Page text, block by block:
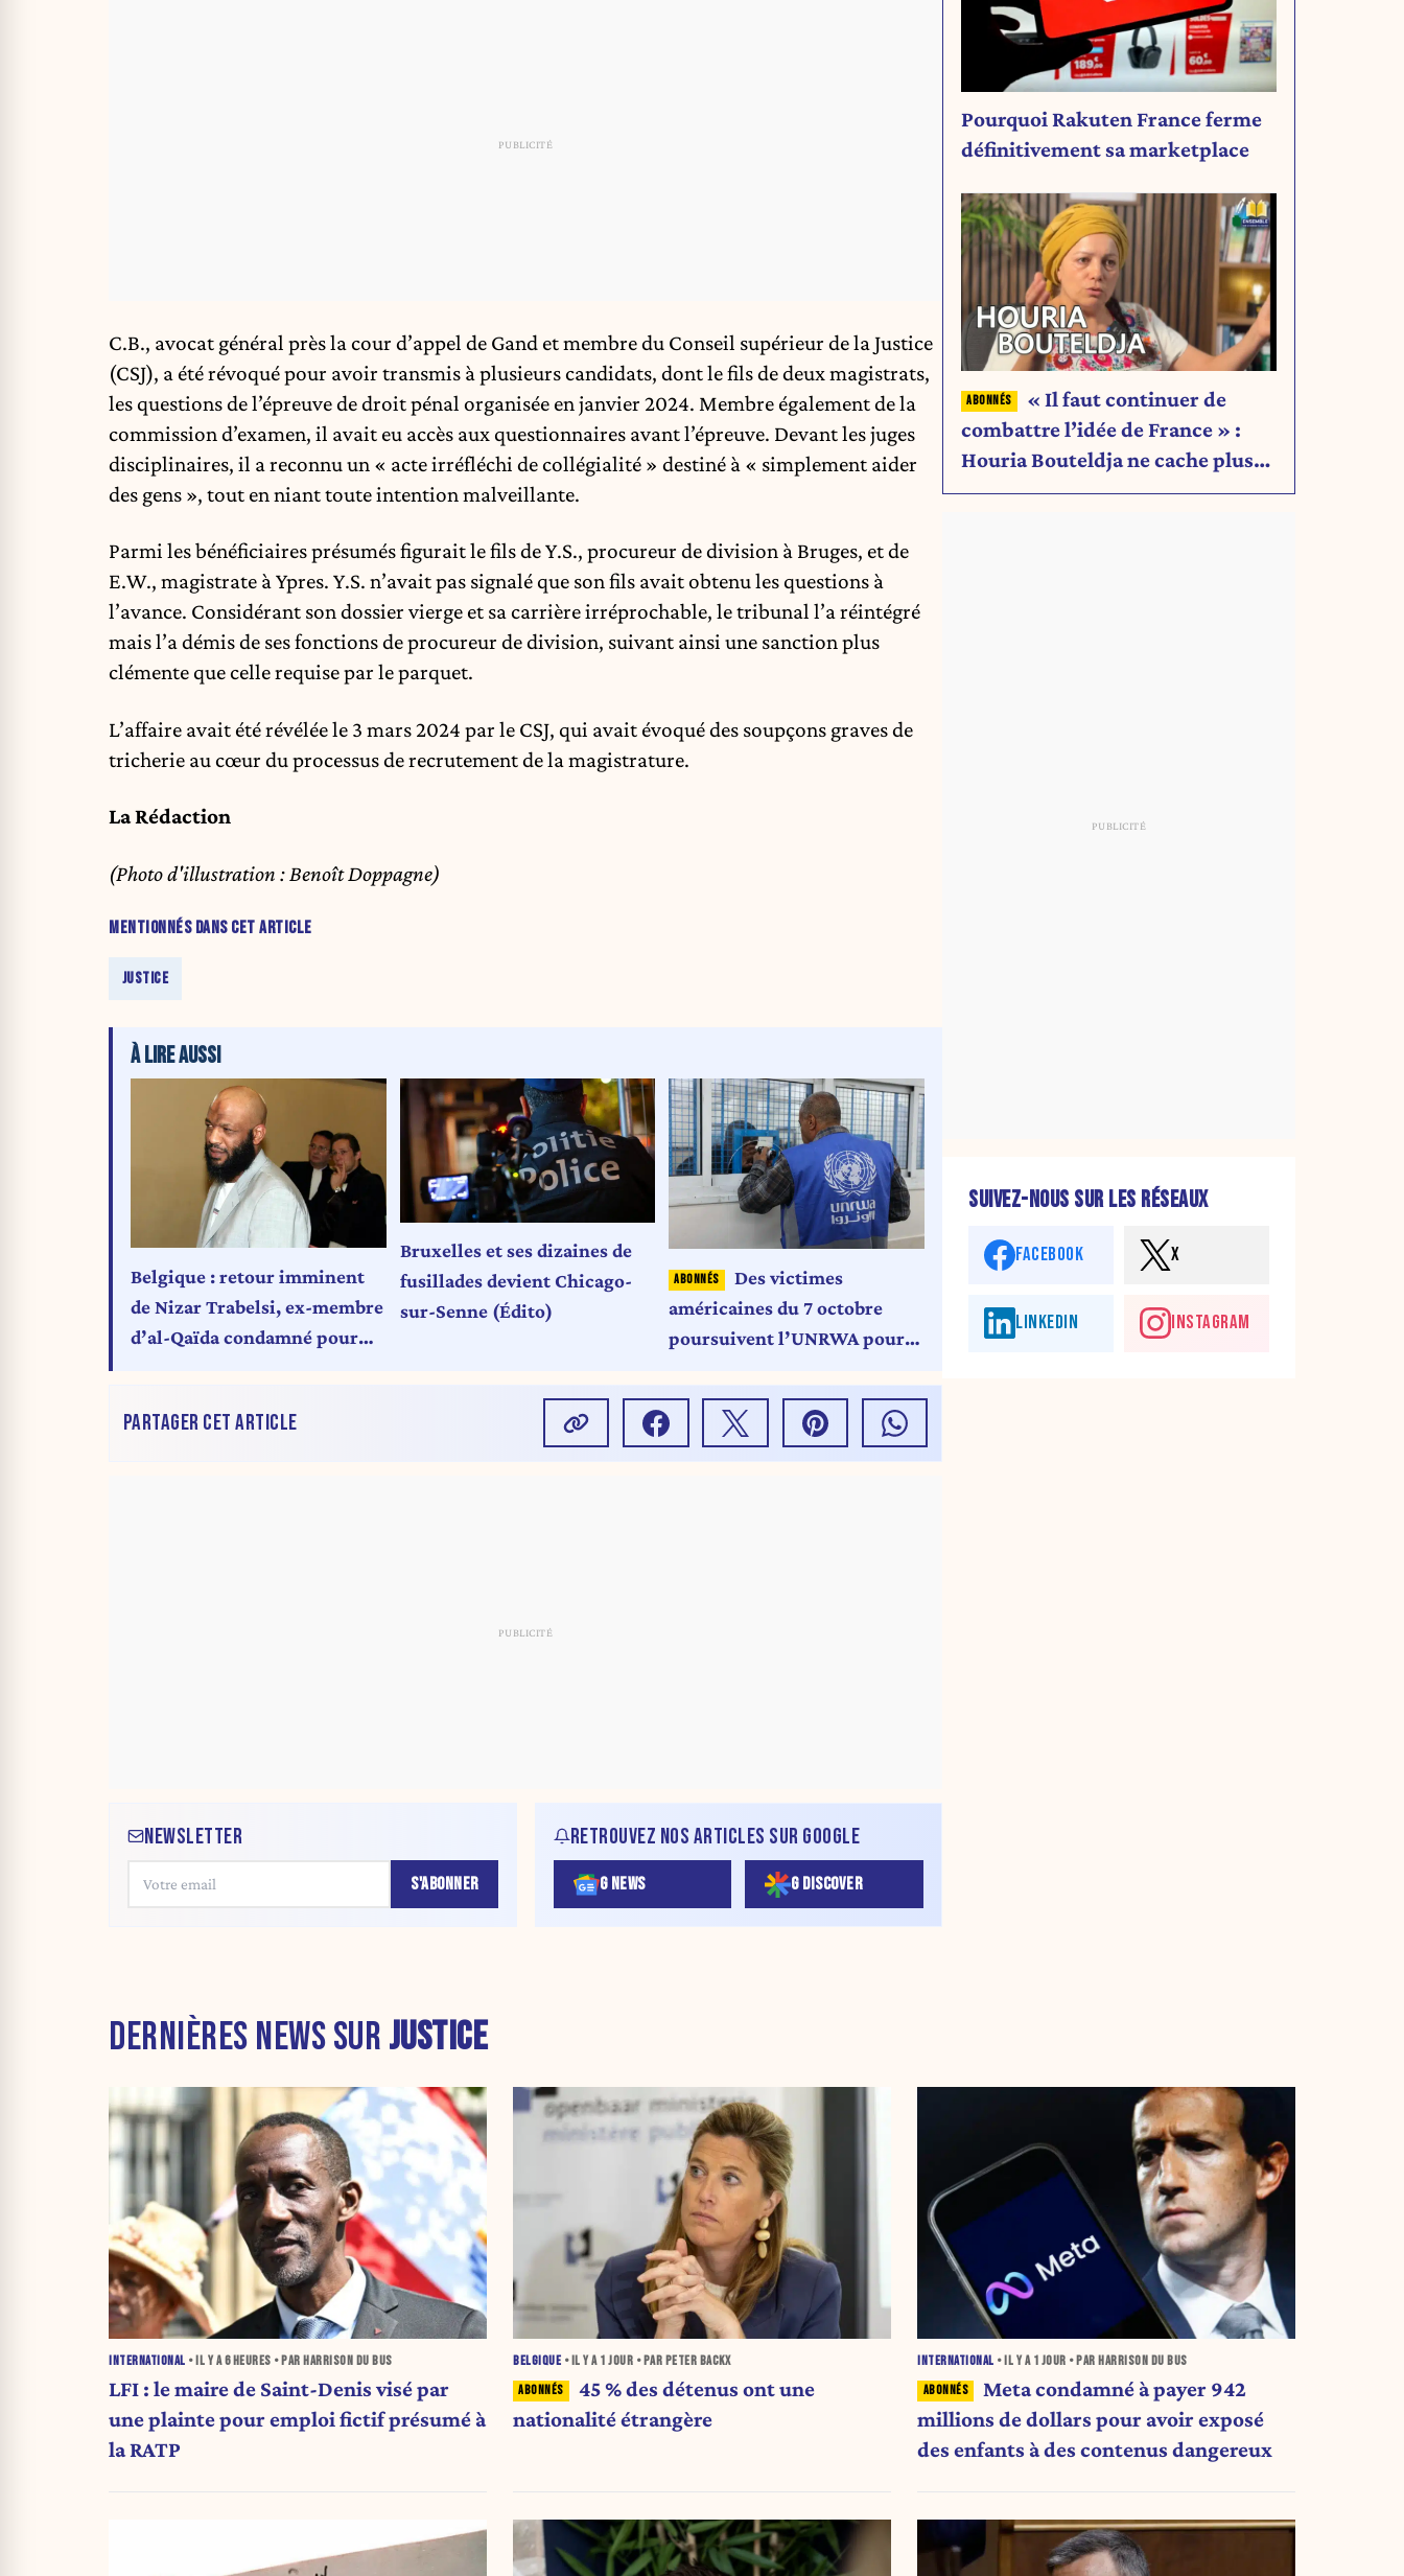
C.B., avocat général près la cour d’appel de Gand et membre du Conseil supérieur de la Justice
(CSJ), a été révoqué pour avoir transmis à plusieurs candidats, dont le fils de deux magistrats,
les questions de l’épreuve de droit pénal organisée en janvier 2024. Membre également de la
commission d’examen, il avait eu accès aux questionnaires avant l’épreuve. Devant les juges
disciplinaires, il a reconnu un « acte irréfléchi de collégialité » destiné à « simplement aider
des gens », tout en niant toute intention malveillante.
Parmi les bénéficiaires présumés figurait le fils de Y.S., procureur de division à Bruges, et de
E.W., magistrate à Ypres. Y.S. n’avait pas signalé que son fils avait obtenu les questions à
l’avance. Considérant son dossier vierge et sa carrière irréprochable, le tribunal l’a réintégré
mais l’a démis de ses fonctions de procureur de division, suivant ainsi une sanction plus
clémente que celle requise par le parquet.
L’affaire avait été révélée le 3 mars 2024 par le CSJ, qui avait évoqué des soupçons graves de
tricherie au cœur du processus de recrutement de la magistrature.
La Rédaction
(Photo d'illustration : Benoît Doppagne)
MENTIONNÉS DANS CET ARTICLE
JUSTICE
À LIRE AUSSI
Belgique : retour imminent
de Nizar Trabelsi, ex-membre
d’al-Qaïda condamné pour
Bruxelles et ses dizaines de
fusillades devient Chicago-
sur-Senne (Édito)
Des victimes
américaines du 7 octobre
poursuivent l’UNRWA pour
PARTAGER CET ARTICLE
NEWSLETTER
S'ABONNER
RETROUVEZ NOS ARTICLES SUR GOOGLE
G NEWS G DISCOVER
Pourquoi Rakuten France ferme
définitivement sa marketplace
« Il faut continuer de
combattre l’idée de France » :
Houria Bouteldja ne cache plus
rien de son projet
SUIVEZ-NOUS SUR LES RÉSEAUX
FACEBOOK X
LINKEDIN INSTAGRAM
DERNIÈRES NEWS SUR JUSTICE
INTERNATIONAL • IL Y A6 HEURES • PAR HARRISON DU BUS
LFI : le maire de Saint-Denis visé par
une plainte pour emploi fictif présumé à
la RATP
BELGIQUE • IL Y A 1 JOUR • PAR PETER BACKX
45 % des détenus ont une
nationalité étrangère
INTERNATIONAL • IL Y A 1 JOUR • PAR HARRISON DU BUS
Meta condamné à payer 942
millions de dollars pour avoir exposé
des enfants à des contenus dangereux